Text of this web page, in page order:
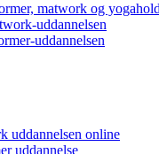
matwork og yogahold
uddannelsen
uddannelsen
uddannelsen online
uddannelse